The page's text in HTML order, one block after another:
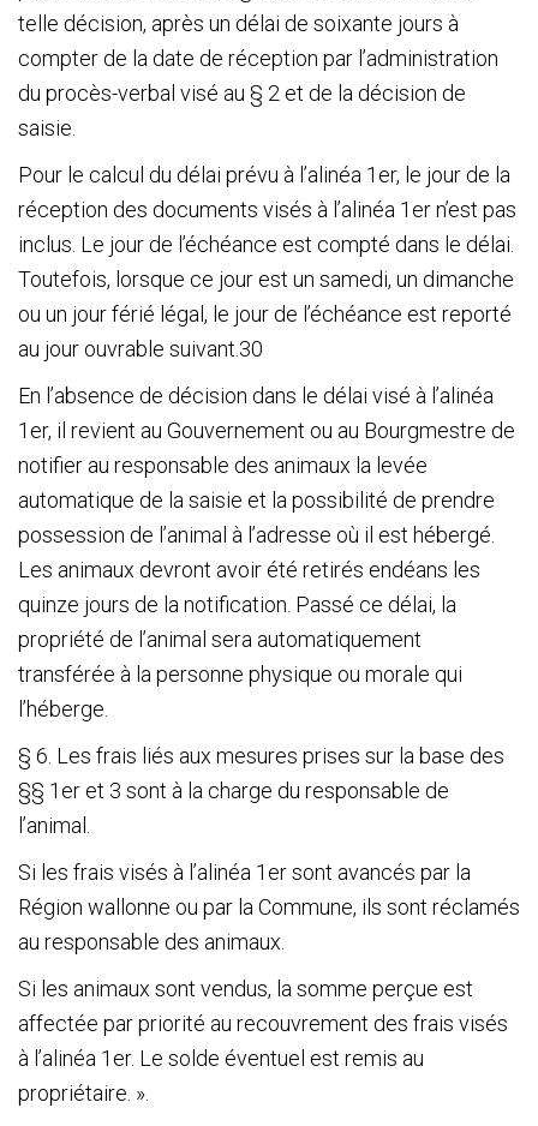
telle décision, après un délai de soixante jours à
compter de la date de réception par l’administration
du procès-verbal visé au § 2 et de la décision de
saisie.
Pour le calcul du délai prévu à l’alinéa 1 er, le jour de la
réception des documents visés à l’alinéa 1 ern’est pas
inclus. Le jour de l’échéance est compté dans le délai.
Toutefois, lorsque ce jour est un samedi, un dimanche
ou un jour férié légal, le jour de l’échéance est reporté
au jour ouvrable suivant. 30
En l’absence de décision dans le délai visé à l’alinéa
1 er, il revient au Gouvernement ou au Bourgmestre de
notifier au responsable des animaux la levée
automatique de la saisie et la possibilité de prendre
possession de l’animal à l’adresse où il est hébergé.
Les animaux devront avoir été retirés endéans les
quinze jours de la notification. Passé ce délai, la
propriété de l’animal sera automatiquement
transférée à la personne physique ou morale qui
l’héberge.
§ 6. Les frais liés aux mesures prises sur la base des
§§ 1 er et 3 sont à la charge du responsable de
l’animal.
Si les frais visés à l’alinéa 1 ersont avancés par la
Région wallonne ou par la Commune, ils sont réclamés
au responsable des animaux.
Si les animaux sont vendus, la somme perçue est
affectée par priorité au recouvrement des frais visés
à l’alinéa 1 er. Le solde éventuel est remis au
propriétaire. ».